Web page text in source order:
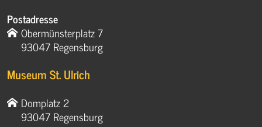
Postadresse
Obermünsterplatz 7
93047 Regensburg
Museum St. Ulrich
Domplatz 2
93047 Regensburg